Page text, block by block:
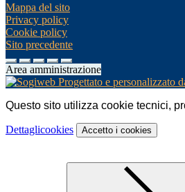
Mappa del sito
Privacy policy
Cookie policy
Sito precedente
Area amministrazione
Questo sito utilizza cookie tecnici,
Dettaglicookies Accetto i cookies